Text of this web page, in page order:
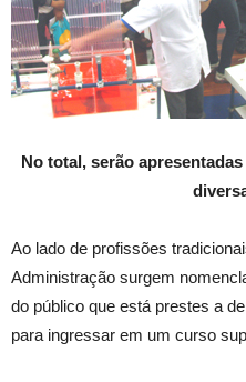
No total, serão
Ao lado de profissões
Administração surgem
do público que está prestes a
para ingressar em um curso